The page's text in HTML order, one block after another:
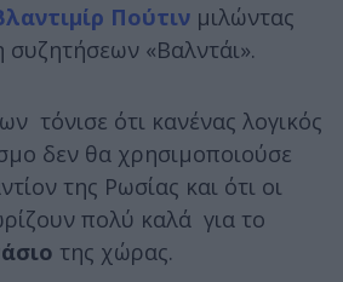
Πούτιν μιλώντας
«Βαλντάι».
τόνισε ότι κανένας λογικός
δεν θα χρησιμοποιούσε
της Ρωσίας και ότι οι
πολύ καλά για το
της χώρας.